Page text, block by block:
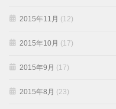
2015年11月 (12)
2015年10月 (17)
2015年9月 (17)
2015年8月 (23)